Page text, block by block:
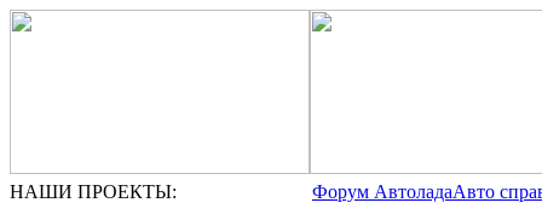
НАШИ ПРОЕКТЫ: Форум АвтоладаАвто